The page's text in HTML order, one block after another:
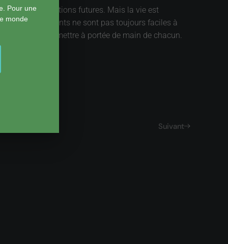
des générations futures. Mais la vie est
comportements ne sont pas toujours faciles à
facile, de la mettre à portée de main de chacun.
Suivant
Pour une
monde